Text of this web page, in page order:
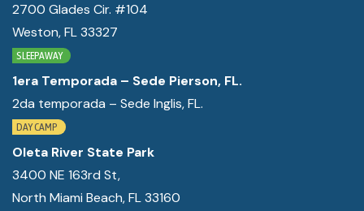
MI CUENTA
info@campguaikinima.com
2700 Glades Cir. #104
Weston, FL 33327
SLEEPAWAY
1era Temporada – Sede Pierson, FL.
2da temporada – Sede Inglis, FL.
DAY CAMP
Oleta River State Park
3400 NE 163rd St,
North Miami Beach, FL 33160